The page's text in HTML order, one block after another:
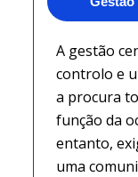
A gestão
controlo e
a procura
função da
entanto,
uma